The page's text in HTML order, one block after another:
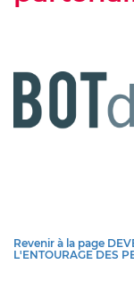
Revenir à la page
L'ENTOURAGE DES